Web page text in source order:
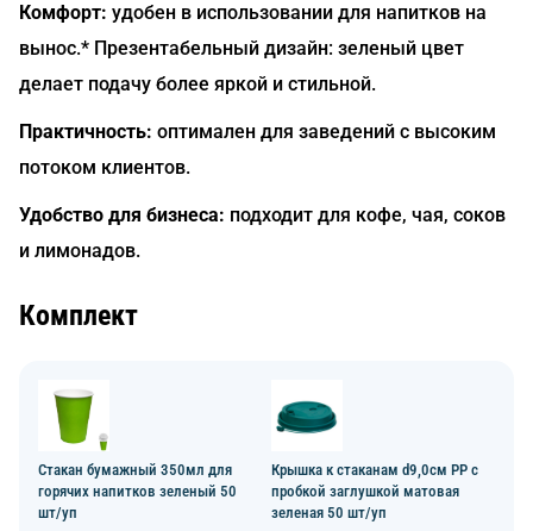
Комфорт: удобен в использовании для напитков на
вынос.* Презентабельный дизайн: зеленый цвет
делает подачу более яркой и стильной.
Практичность: оптимален для заведений с высоким
потоком клиентов.
Удобство для бизнеса: подходит для кофе, чая, соков
и лимонадов.
Комплект
Стакан бумажный 350мл для
горячих напитков зеленый 50
шт/уп
Крышка к стаканам d9,0см PP с
пробкой заглушкой матовая
зеленая 50 шт/уп